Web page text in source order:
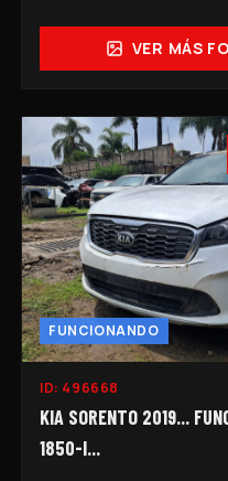
VER MÁS
FUNCIONANDO
ID: 496668
KIA SORENTO 2019...
1850-I...